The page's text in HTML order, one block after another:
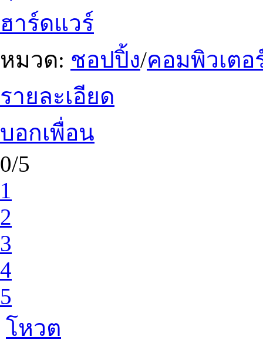
ฮาร์ดแวร์
หมวด: ชอปปิ้ง/คอมพิวเต
รายละเอียด
บอกเพื่อน
0/5
1
2
3
4
5
โหวต